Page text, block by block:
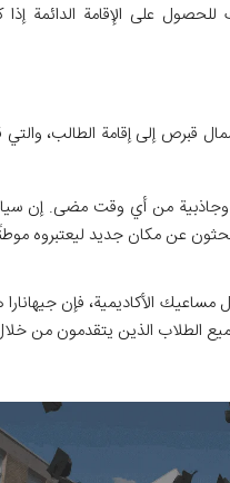
على الإقامة الدائمة إذا
إلى إقامة الطالب، والتي قد
من أي وقت مضى. إن سياسات
عن مكان جديد ليعتبروه
الأكاديمية، فإن جيهانارا
لجميع الطلاب الذين يتقدمون من